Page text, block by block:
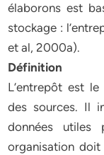
élaborons est
stockage :
et al, 2000a).
Définition
L’entrepôt est
des sources. Il
données utiles
organisation